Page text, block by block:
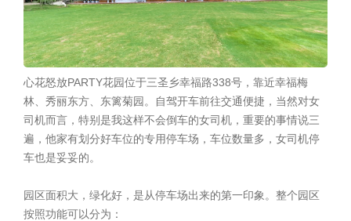
心花怒放PARTY花园位于三圣乡幸福路338号，靠近幸福梅
林、秀丽东方、东篱菊园。自驾开车前往交通便捷，当然对女
司机而言，特别是我这样不会倒车的女司机，重要的事情说三
遍，他家有划分好车位的专用停车场，车位数量多，女司机停
车也是妥妥的。
园区面积大，绿化好，是从停车场出来的第一印象。整个园区
按照功能可以分为：